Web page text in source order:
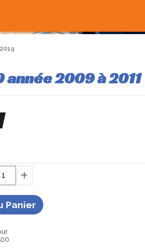
année 2009 à 2011
Panier